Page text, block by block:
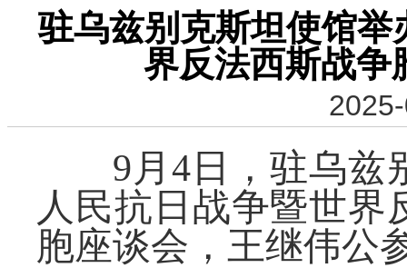
驻乌兹别克斯坦使馆
界反法西斯战争
9月4日，驻乌兹
人民抗日战争暨世界
胞座谈会 ， 王继伟公